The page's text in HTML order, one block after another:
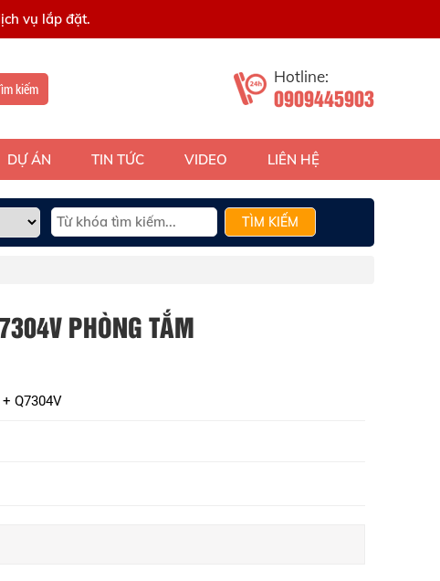
vụ lắp đặt.
kiếm
Hotline:
0909445903
DỰ ÁN TIN TỨC VIDEO LIÊN HỆ
TÌM KIẾM
PHÒNG TẮM
Q7304V